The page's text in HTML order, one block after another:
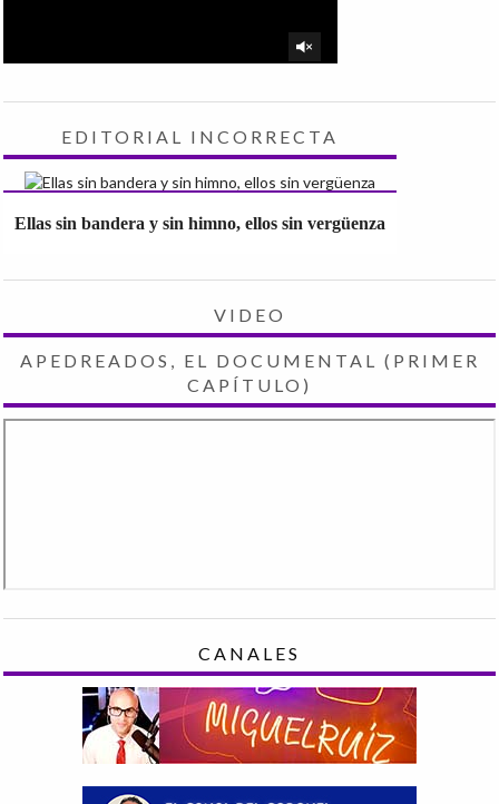
EDITORIAL INCORRECTA
Ellas sin bandera y sin himno, ellos sin vergüenza
VIDEO
APEDREADOS, EL DOCUMENTAL (PRIMER
CAPÍTULO)
CANALES